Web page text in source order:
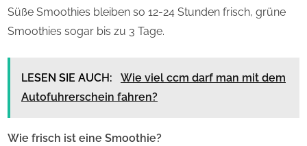
Süße Smoothies bleiben so 12-24 Stunden frisch, grüne
Smoothies sogar bis zu 3 Tage.
LESEN SIE AUCH:
Wie viel ccm darf man mit dem
Autofuhrerschein fahren?
Wie frisch ist eine Smoothie?